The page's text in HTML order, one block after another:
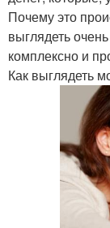
Почему это
выглядеть
комплексно и
Как выглядеть